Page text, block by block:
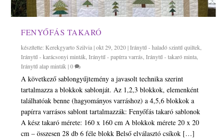
FENYŐFÁS TAKARÓ
készítette:Kerekgyarto Szilvia|okt 29, 2020|Iránytű - haladó szintű quiltek
Iránytű - karácsonyi minták ,Iránytű - papírra varrás ,Iránytű - takaró minta
Iránytű alap minták |0
A következő sablongyűjtemény a javasolt technika szerint
tartalmazza a blokkok sablonját. Az 1,2,3 blokkok, elemenként
találhatóak benne (hagyományos varráshoz) a 4,5,6 blokkok a
papírra varrásos sablont tartalmazzák: Fenyőfás takaró sablonok
A kész takaró mérete: 160 x 160 cm A blokkok mérete 20 x 20
cm – összesen 28 db 6 féle blokk Belső elválasztó csíkok […]